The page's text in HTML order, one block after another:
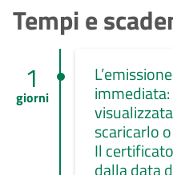
Tempi e
1
giorni
scaricarlo
Il